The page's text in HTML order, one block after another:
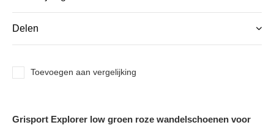
Delen
Toevoegen aan vergelijking
Grisport Explorer low groen roze wandelschoenen voor